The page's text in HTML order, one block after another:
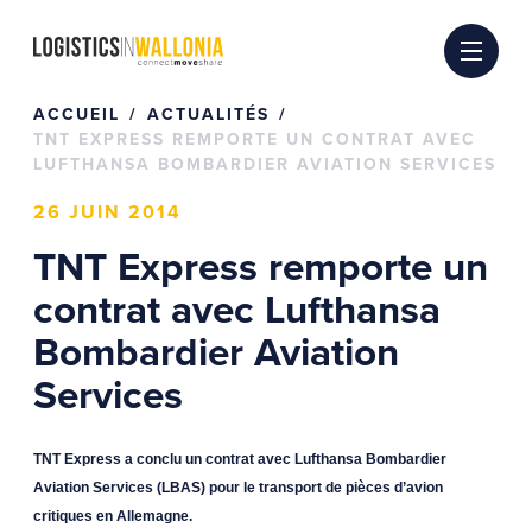
ACCUEIL
ACTUALITÉS
TNT EXPRESS REMPORTE UN CONTRAT AVEC
LUFTHANSA BOMBARDIER AVIATION SERVICES
26 JUIN 2014
TNT Express remporte un
contrat avec Lufthansa
Bombardier Aviation
Services
TNT Express a conclu un contrat avec Lufthansa Bombardier
Aviation Services (LBAS) pour le transport de pièces d’avion
critiques en Allemagne.